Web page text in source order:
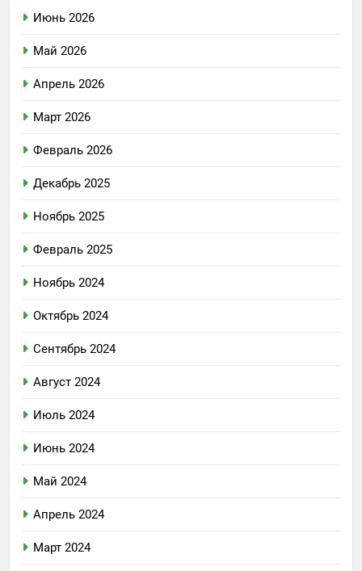
Июнь 2026
Май 2026
Апрель 2026
Март 2026
Февраль 2026
Декабрь 2025
Ноябрь 2025
Февраль 2025
Ноябрь 2024
Октябрь 2024
Сентябрь 2024
Август 2024
Июль 2024
Июнь 2024
Май 2024
Апрель 2024
Март 2024